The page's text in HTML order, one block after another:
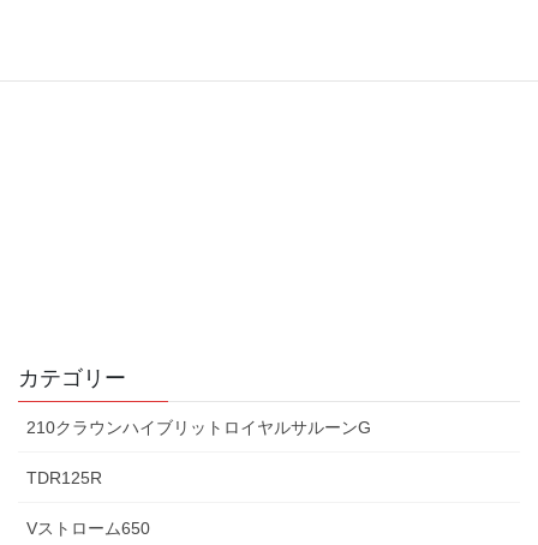
カテゴリー
210クラウンハイブリットロイヤルサルーンG
TDR125R
Vストローム650